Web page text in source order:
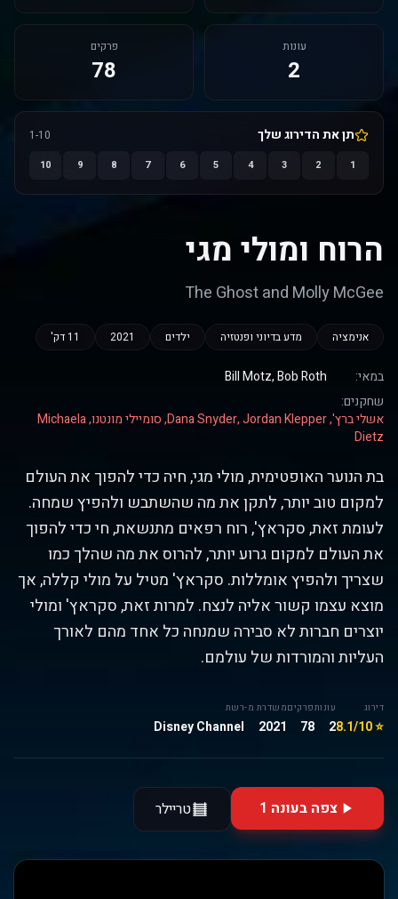
עונות
2
פרקים
78
תן את הדירוג שלך 1-10
1
2
3
4
5
6
7
8
9
10
הרוח ומולי מגי
The Ghost and Molly McGee
אנימציה מדע בדיוני ופנטזיה ילדים 2021 11 דק'
במאי:
Bill Motz, Bob Roth
שחקנים:
אשלי ברץ', Dana Snyder, Jordan Klepper, סומיילי מונטנו, Michaela
Dietz
בת הנוער האופטימית, מולי מגי, חיה כדי להפוך את העולם
למקום טוב יותר, לתקן את מה שהשתבש ולהפיץ שמחה.
לעומת זאת, סקראץ', רוח רפאים מתנשאת, חי כדי להפוך
את העולם למקום גרוע יותר, להרוס את מה שהלך כמו
שצריך ולהפיץ אומללות. סקראץ' מטיל על מולי קללה, אך
מוצא עצמו קשור אליה לנצח. למרות זאת, סקראץ' ומולי
יוצרים חברות לא סבירה שמנחה כל אחד מהם לאורך
העליות והמורדות של עולמם.
דירוג
⭐ 8.1/10
עונות
2
פרקים
78
משדרת מ-
2021
רשת
Disney Channel
צפה בעונה 1 טריילר